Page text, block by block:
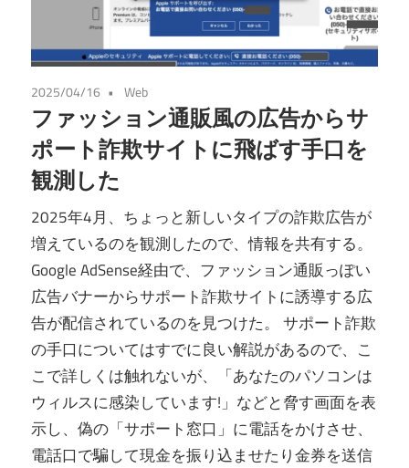
2025/04/16 Web
ファッション通販風の広告からサ
ポート詐欺サイトに飛ばす手口を
観測した
2025年4月、ちょっと新しいタイプの詐欺広告が
増えているのを観測したので、情報を共有する。
Google AdSense経由で、ファッション通販っぽい
広告バナーからサポート詐欺サイトに誘導する広
告が配信されているのを見つけた。 サポート詐欺
の手口についてはすでに良い解説があるので、こ
こで詳しくは触れないが、「あなたのパソコンは
ウィルスに感染しています!」などと脅す画面を表
示し、偽の「サポート窓口」に電話をかけさせ、
電話口で騙して現金を振り込ませたり金券を送信